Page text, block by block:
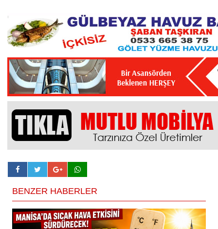
BENZER HABERLER